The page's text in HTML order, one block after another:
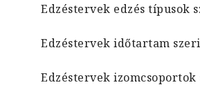
Edzéstervek edzés típusok
Edzéstervek időtartam
Edzéstervek